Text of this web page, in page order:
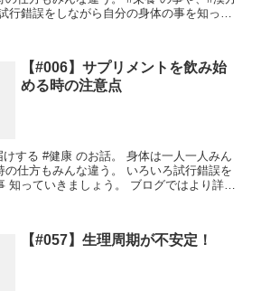
行錯誤をしながら自分の身体の事を知って
【#006】サプリメントを飲み始
める時の注意点
する #健康 のお話。 身体は一人一人みん
の仕方もみんな違う。 いろいろ試行錯誤を
知っていきましょう。 ブログではより詳し
【#057】生理周期が不安定！